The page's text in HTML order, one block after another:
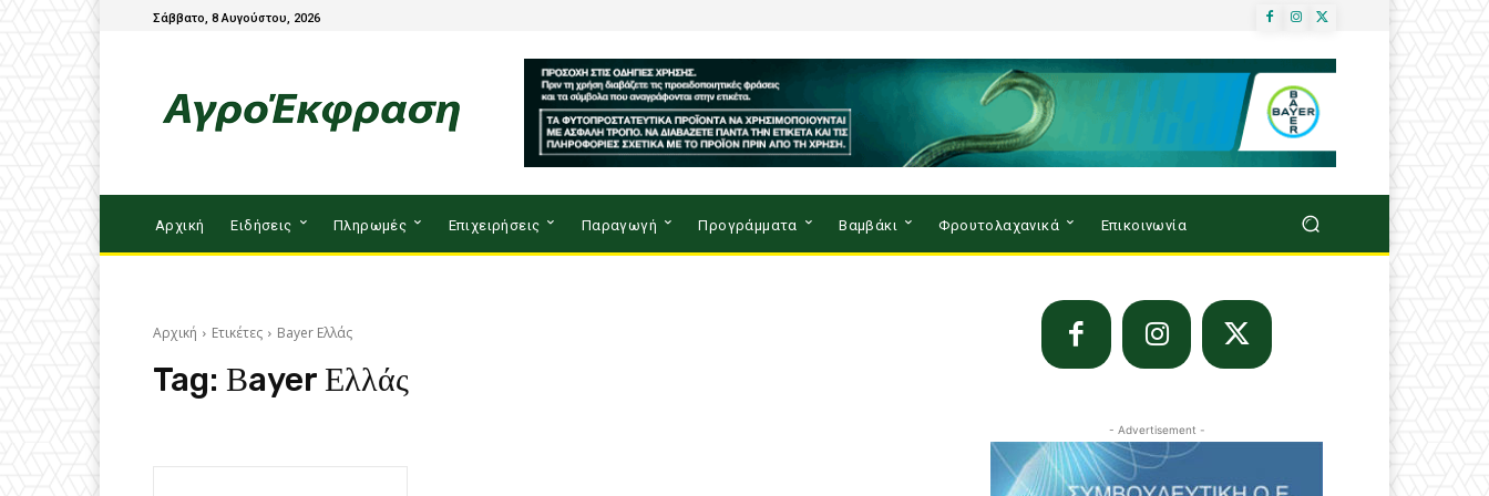
Σάββατο, 8 Αυγούστου, 2026
Αρχική Ειδήσεις Πληρωμές Επιχειρήσεις Παραγωγή Προγράμματα Βαμβάκι Φρουτολαχανικά Επικοινωνία
Αρχική Ετικέτες Βayer Ελλάς
Tag: Βayer Ελλάς
- Advertisement -